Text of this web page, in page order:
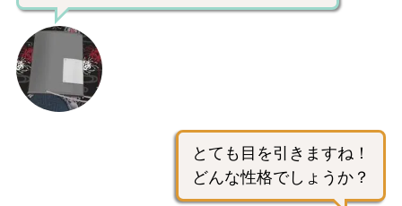
とても目を引きますね！
どんな性格でしょうか？